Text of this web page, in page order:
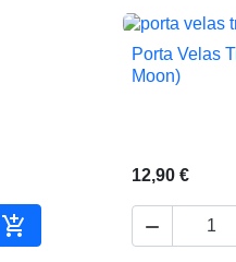

Adicionar ao carrinho

Porta Velas
Moon)
12,90 €
